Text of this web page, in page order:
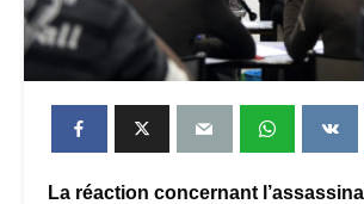
La réaction concernant